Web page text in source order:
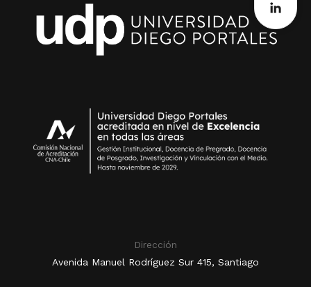
Dirección
Avenida Manuel Rodríguez Sur 415, Santiago